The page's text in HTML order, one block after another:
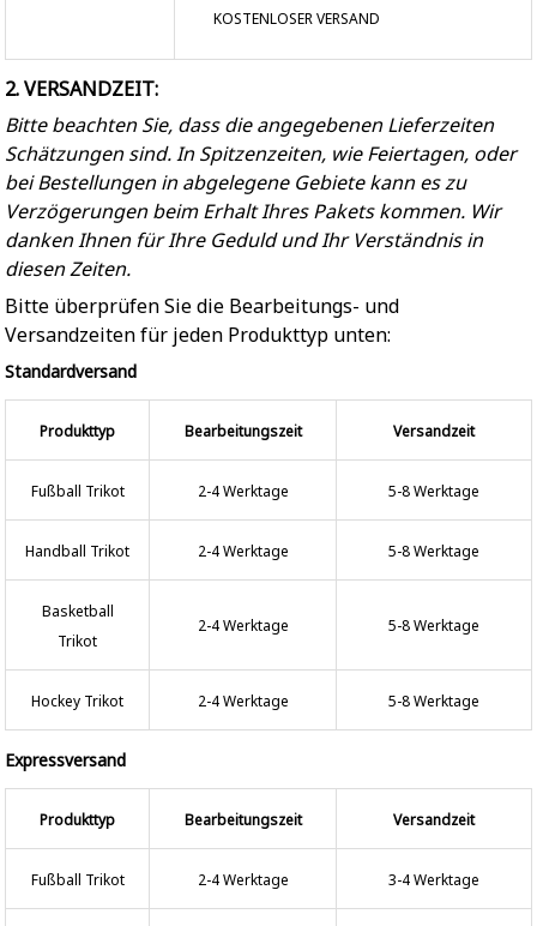
KOSTENLOSER VERSAND
2. VERSANDZEIT:
Bitte beachten Sie, dass die angegebenen Lieferzeiten
Schätzungen sind. In Spitzenzeiten, wie Feiertagen, oder
bei Bestellungen in abgelegene Gebiete kann es zu
Verzögerungen beim Erhalt Ihres Pakets kommen. Wir
danken Ihnen für Ihre Geduld und Ihr Verständnis in
diesen Zeiten.
Bitte überprüfen Sie die Bearbeitungs- und
Versandzeiten für jeden Produkttyp unten:
Standardversand
Produkttyp Bearbeitungszeit Versandzeit
Fußball Trikot 2-4 Werktage 5-8 Werktage
Handball Trikot 2-4 Werktage 5-8 Werktage
Basketball
Trikot
2-4 Werktage 5-8 Werktage
Hockey Trikot 2-4 Werktage 5-8 Werktage
Expressversand
Produkttyp Bearbeitungszeit Versandzeit
Fußball Trikot 2-4 Werktage 3-4 Werktage